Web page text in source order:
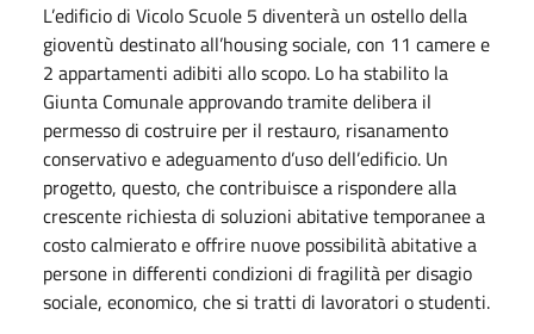
L’edificio di Vicolo Scuole 5 diventerà un ostello della
gioventù destinato all’housing sociale, con 11 camere e
2 appartamenti adibiti allo scopo. Lo ha stabilito la
Giunta Comunale approvando tramite delibera il
permesso di costruire per il restauro, risanamento
conservativo e adeguamento d’uso dell’edificio. Un
progetto, questo, che contribuisce a rispondere alla
crescente richiesta di soluzioni abitative temporanee a
costo calmierato e offrire nuove possibilità abitative a
persone in differenti condizioni di fragilità per disagio
sociale, economico, che si tratti di lavoratori o studenti.